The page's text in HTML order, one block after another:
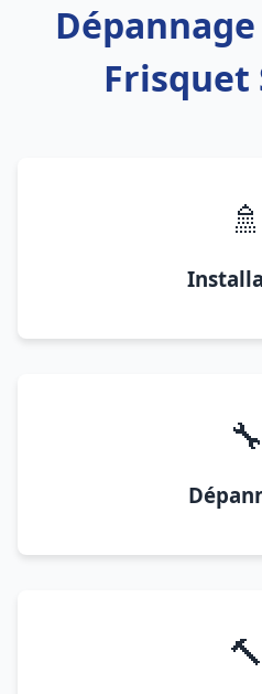
Frisquet
🚿
🔧
🔨